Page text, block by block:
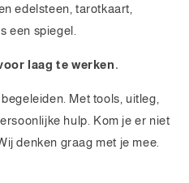
edelsteen, tarotkaart,
een spiegel.
laag te werken.
Met tools, uitleg,
hulp. Kom je er niet
denken graag met je mee.